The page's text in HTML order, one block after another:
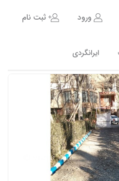
ایرانگردی
ورود ثبت نام